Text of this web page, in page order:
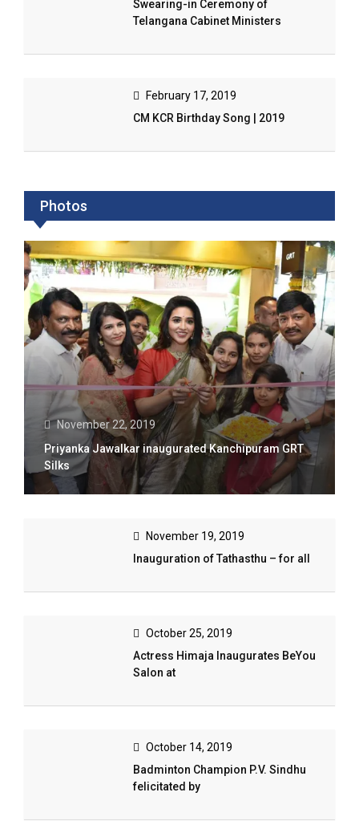
Swearing-in Ceremony of
Telangana Cabinet Ministers
February 17, 2019
CM KCR Birthday Song | 2019
Photos
November 22, 2019
Priyanka Jawalkar inaugurated Kanchipuram GRT
Silks
November 19, 2019
Inauguration of Tathasthu – for all
October 25, 2019
Actress Himaja Inaugurates BeYou
Salon at
October 14, 2019
Badminton Champion P.V. Sindhu
felicitated by